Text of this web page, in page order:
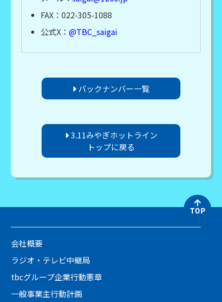
FAX：022-305-1088
公式X： @TBC_saigai
バックナンバー一覧
3.11みやぎホットライン
トップに戻る
会社概要
ラジオ・テレビ中継局
tbcグループ企業行動憲章
一般事業主行動計画